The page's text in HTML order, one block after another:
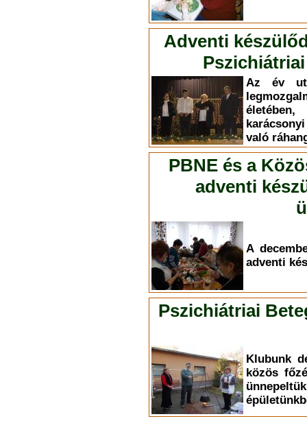
Adventi
Az év
való
PBNE és a
adventi
A
adventi
Pszichiátriai
Klubunk
közös